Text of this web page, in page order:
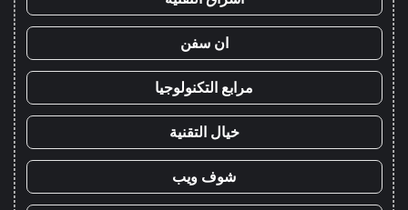
ان سفن
مرابع التكنولوجيا
خيال التقنية
شوف ويب